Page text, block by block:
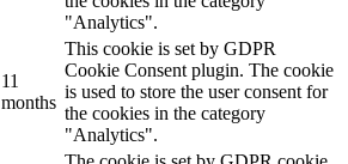
"Analytics".
11
months
This cookie is set by GDPR
Cookie Consent plugin. The cookie
is used to store the user consent for
the cookies in the category
"Analytics".